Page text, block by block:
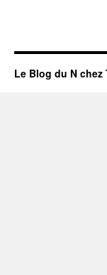
Le Blog du N chez